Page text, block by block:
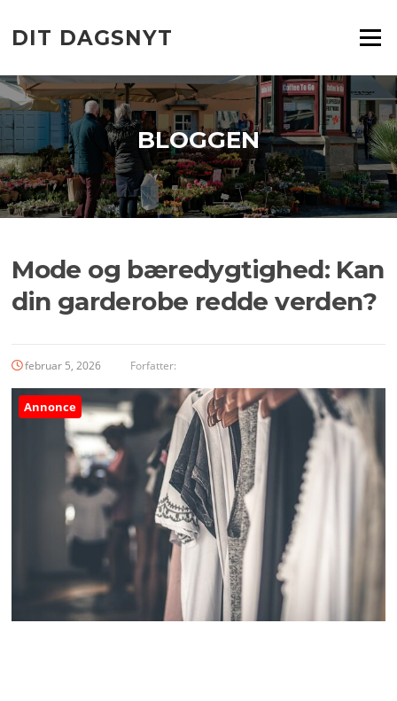
indhold
DIT DAGSNYT Menu
BLOGGEN
Mode og bæredygtighed: Kan
din garderobe redde verden?
februar 5, 2026 Forfatter:
Annonce